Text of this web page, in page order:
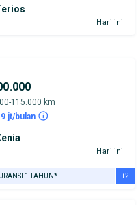
Hari ini
115.000 km
jt/bulan
Hari ini
1 TAHUN* +2